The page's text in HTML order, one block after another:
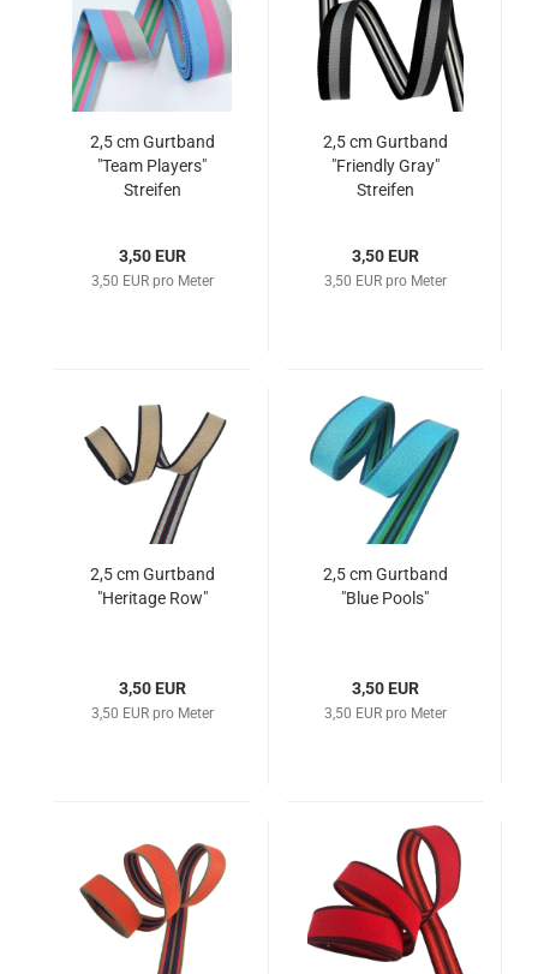
2,5 cm Gurtband
"Team Players"
Streifen
3,50 EUR
3,50 EUR pro Meter
2,5 cm Gurtband
"Friendly Gray"
Streifen
3,50 EUR
3,50 EUR pro Meter
2,5 cm Gurtband
"Heritage Row"
3,50 EUR
3,50 EUR pro Meter
2,5 cm Gurtband
"Blue Pools"
3,50 EUR
3,50 EUR pro Meter